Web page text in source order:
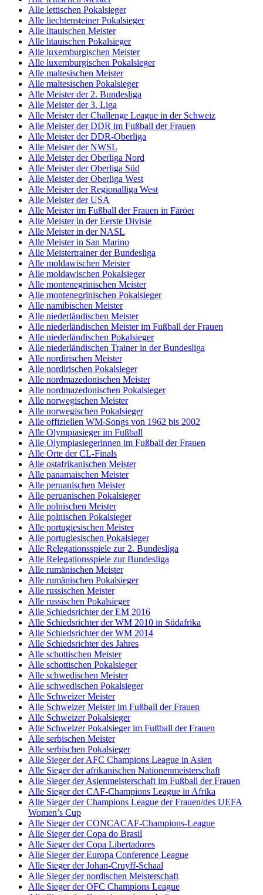
Alle lettischen Pokalsieger
Alle liechtensteiner Pokalsieger
Alle litauischen Meister
Alle litauischen Pokalsieger
Alle luxemburgischen Meister
Alle luxemburgischen Pokalsieger
Alle maltesischen Meister
Alle maltesischen Pokalsieger
Alle Meister der 2. Bundesliga
Alle Meister der 3. Liga
Alle Meister der Challenge League in der Schweiz
Alle Meister der DDR im Fußball der Frauen
Alle Meister der DDR-Oberliga
Alle Meister der NWSL
Alle Meister der Oberliga Nord
Alle Meister der Oberliga Süd
Alle Meister der Oberliga West
Alle Meister der Regionalliga West
Alle Meister der USA
Alle Meister im Fußball der Frauen in Färöer
Alle Meister in der Eerste Divisie
Alle Meister in der NASL
Alle Meister in San Marino
Alle Meistertrainer der Bundesliga
Alle moldawischen Meister
Alle moldawischen Pokalsieger
Alle montenegrinischen Meister
Alle montenegrinischen Pokalsieger
Alle namibischen Meister
Alle niederländischen Meister
Alle niederländischen Meister im Fußball der Frauen
Alle niederländischen Pokalsieger
Alle niederländischen Trainer in der Bundesliga
Alle nordirischen Meister
Alle nordirischen Pokalsieger
Alle nordmazedonischen Meister
Alle nordmazedonischen Pokalsieger
Alle norwegischen Meister
Alle norwegischen Pokalsieger
Alle offiziellen WM-Songs von 1962 bis 2002
Alle Olympiasieger im Fußball
Alle Olympiasiegerinnen im Fußball der Frauen
Alle Orte der CL-Finals
Alle ostafrikanischen Meister
Alle panamaischen Meister
Alle peruanischen Meister
Alle peruanischen Pokalsieger
Alle polnischen Meister
Alle polnischen Pokalsieger
Alle portugiesischen Meister
Alle portugiesischen Pokalsieger
Alle Relegationsspiele zur 2. Bundesliga
Alle Relegationsspiele zur Bundesliga
Alle rumänischen Meister
Alle rumänischen Pokalsieger
Alle russischen Meister
Alle russischen Pokalsieger
Alle Schiedsrichter der EM 2016
Alle Schiedsrichter der WM 2010 in Südafrika
Alle Schiedsrichter der WM 2014
Alle Schiedsrichter des Jahres
Alle schottischen Meister
Alle schottischen Pokalsieger
Alle schwedischen Meister
Alle schwedischen Pokalsieger
Alle Schweizer Meister
Alle Schweizer Meister im Fußball der Frauen
Alle Schweizer Pokalsieger
Alle Schweizer Pokalsieger im Fußball der Frauen
Alle serbischen Meister
Alle serbischen Pokalsieger
Alle Sieger der AFC Champions League in Asien
Alle Sieger der afrikanischen Nationenmeisterschaft
Alle Sieger der Asienmeisterschaft im Fußball der Frauen
Alle Sieger der CAF-Champions League in Afrika
Alle Sieger der Champions League der Frauen/des UEFA
Women’s Cup
Alle Sieger der CONCACAF-Champions-League
Alle Sieger der Copa do Brasil
Alle Sieger der Copa Libertadores
Alle Sieger der Europa Conference League
Alle Sieger der Johan-Cruyff-Schaal
Alle Sieger der nordischen Meisterschaft
Alle Sieger der OFC Champions League